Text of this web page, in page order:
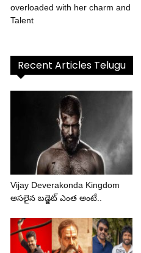
overloaded with her charm and
Talent
Recent Articles Telugu
Vijay Deverakonda Kingdom
అసలైన బడ్జెట్ ఎంత అంటే..